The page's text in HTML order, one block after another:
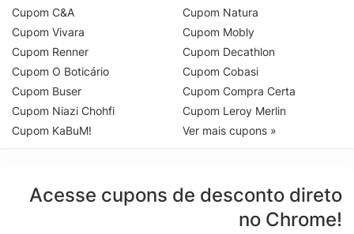
Cupom C&A
Cupom Vivara
Cupom Renner
Cupom O Boticário
Cupom Buser
Cupom Niazi Chohfi
Cupom KaBuM!
Cupom Natura
Cupom Mobly
Cupom Decathlon
Cupom Cobasi
Cupom Compra Certa
Cupom Leroy Merlin
Ver mais cupons »
Acesse cupons de desconto direto
no Chrome!